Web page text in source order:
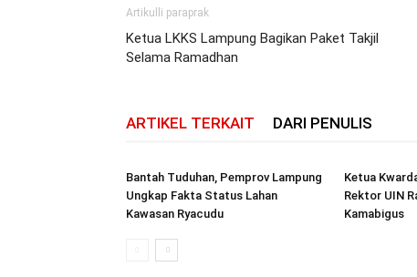
Artikulli paraprak
Ketua LKKS Lampung Bagikan Paket Takjil
Selama Ramadhan
ARTIKEL TERKAIT DARI PENULIS
Bantah Tuduhan, Pemprov Lampung
Ungkap Fakta Status Lahan
Kawasan Ryacudu
Ketua
Rektor UIN
Kamabigus